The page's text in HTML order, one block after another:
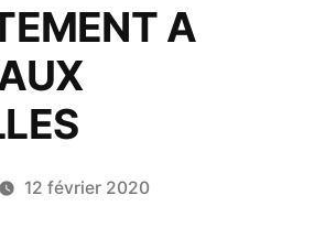
A
12 février 2020